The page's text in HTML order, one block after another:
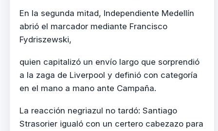
En la segunda mitad, Independiente Medellín
abrió el marcador mediante Francisco
Fydriszewski,
quien capitalizó un envío largo que sorprendió
a la zaga de Liverpool y definió con categoría
en el mano a mano ante Campaña.
La reacción negriazul no tardó: Santiago
Strasorier igualó con un certero cabezazo para